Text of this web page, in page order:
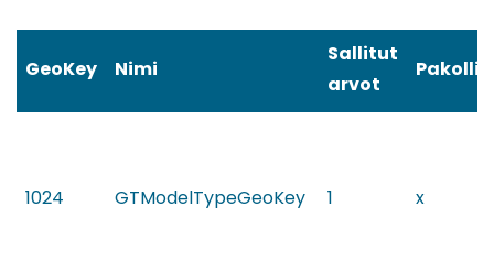
GeoKey Nimi
Sallitut
arvot
1024 GTModelTypeGeoKey 1 x